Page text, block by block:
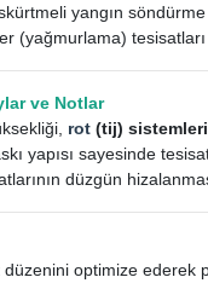
yangın
(yağmurlama) tesisatları
ve Notlar
rot (tij)
yapısı sayesinde
düzgün
düzenini optimize ederek